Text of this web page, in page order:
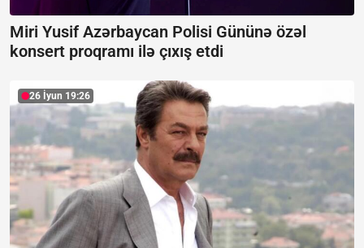
Miri Yusif Azərbaycan Polisi Gününə özəl
konsert proqramı ilə çıxış etdi
26 İyun 19:26